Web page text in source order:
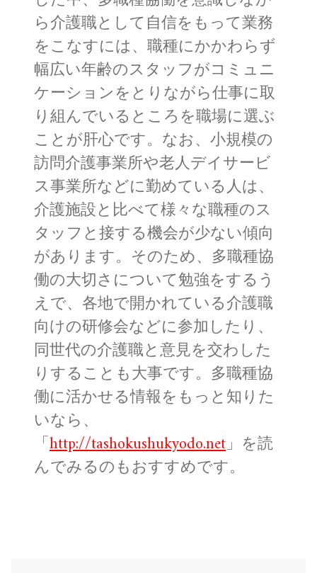
ら介護職として自信をもって業務
をこなすには、職種にかかわらず
幅広い年齢のスタッフがコミュニ
ケーションをとりながら仕事に取
り組んでいるところを職場に選ぶ
ことが肝心です。なお、小規模の
訪問介護事業所や老人デイサービ
ス事業所などに勤めている人は、
介護施設と比べて様々な職種のス
タッフと接する機会が少ない傾向
があります。そのため、多職種協
働の大切さについて勉強をするう
えで、各地で開かれている介護職
向けの研修会などに参加したり、
同世代の介護職と意見を交わした
りすることも大事です。多職種協
働に活かせる情報をもっと知りた
いなら、
「http://tashokushukyodo.net」を読
んでみるのもおすすめです。